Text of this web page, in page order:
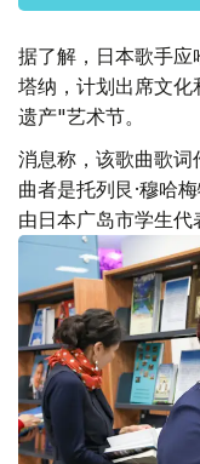
据了解，日本歌手
塔纳，计划出席文
遗产"艺术节。
消息称，该歌曲歌词
曲者是托列艮·穆哈
由日本广岛市学生代